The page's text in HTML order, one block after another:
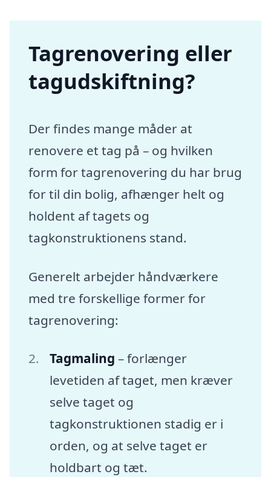
Tagrenovering eller
tagudskiftning?
Der findes mange måder at
renovere et tag på – og hvilken
form for tagrenovering du har brug
for til din bolig, afhænger helt og
holdent af tagets og
tagkonstruktionens stand.
Generelt arbejder håndværkere
med tre forskellige former for
tagrenovering:
Tagmaling – forlænger
levetiden af taget, men kræver
selve taget og
tagkonstruktionen stadig er i
orden, og at selve taget er
holdbart og tæt.